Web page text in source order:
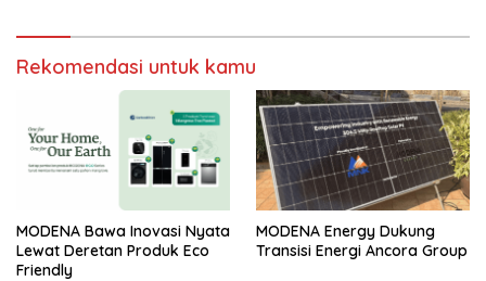
Rekomendasi untuk kamu
MODENA Bawa Inovasi Nyata
Lewat Deretan Produk Eco
Friendly
MODENA Energy Dukung
Transisi Energi Ancora Group